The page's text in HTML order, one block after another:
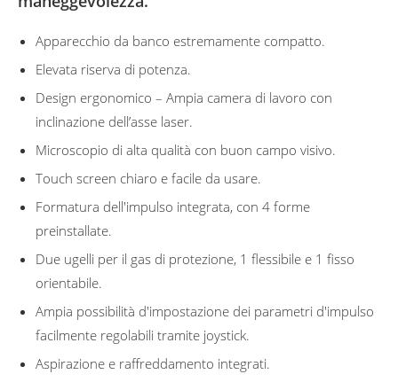
Apparecchio da banco estremamente compatto.
Elevata riserva di potenza.
Design ergonomico – Ampia camera di lavoro con
inclinazione dell’asse laser.
Microscopio di alta qualità con buon campo visivo.
Touch screen chiaro e facile da usare.
Formatura dell'impulso integrata, con 4 forme
preinstallate.
Due ugelli per il gas di protezione, 1 flessibile e 1 fisso
orientabile.
Ampia possibilità d'impostazione dei parametri d'impulso
facilmente regolabili tramite joystick.
Aspirazione e raffreddamento integrati.